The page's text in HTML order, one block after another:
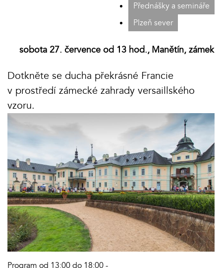
Přednášky a semináře
Plzeň sever
sobota 27. července od 13 hod., Manětín, zámek
Dotkněte se ducha překrásné Francie
v prostředí zámecké zahrady versaillského
vzoru.
Program od 13:00 do 18:00 -